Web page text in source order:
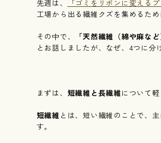
先週は、 「ゴミをリボンに変える
工場から出る繊維クズを集めるた
その中で、
「天然繊維（綿や麻な
とお話しましたが、なぜ、4つに分
まずは、 短繊維と長繊維について
短繊維 とは、短い繊維のことで、
す。